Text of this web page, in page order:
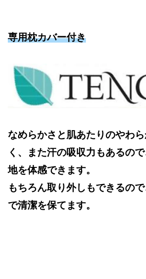
専用枕カバー付き
なめらかさと肌あたりのやわ
く、また汗の吸収力もあるの
地を体感できます。
もちろん取り外しもできるの
で清潔を保てます。